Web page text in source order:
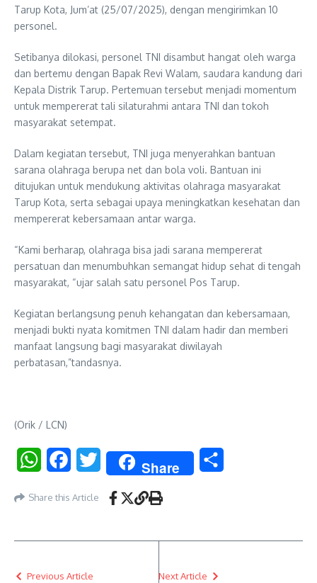
Tarup Kota, Jum’at (25/07/2025), dengan mengirimkan 10
personel.
Setibanya dilokasi, personel TNI disambut hangat oleh warga
dan bertemu dengan Bapak Revi Walam, saudara kandung dari
Kepala Distrik Tarup. Pertemuan tersebut menjadi momentum
untuk mempererat tali silaturahmi antara TNI dan tokoh
masyarakat setempat.
Dalam kegiatan tersebut, TNI juga menyerahkan bantuan
sarana olahraga berupa net dan bola voli. Bantuan ini
ditujukan untuk mendukung aktivitas olahraga masyarakat
Tarup Kota, serta sebagai upaya meningkatkan kesehatan dan
mempererat kebersamaan antar warga.
“Kami berharap, olahraga bisa jadi sarana mempererat
persatuan dan menumbuhkan semangat hidup sehat di tengah
masyarakat, “ujar salah satu personel Pos Tarup.
Kegiatan berlangsung penuh kehangatan dan kebersamaan,
menjadi bukti nyata komitmen TNI dalam hadir dan memberi
manfaat langsung bagi masyarakat diwilayah
perbatasan,”tandasnya.
(Orik / LCN)
WhatsAppFacebookTwitter Share
Share this Article
Previous Article Next Article